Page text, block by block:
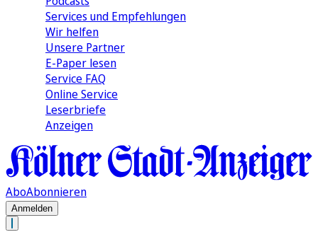
Services und Empfehlungen
Wir helfen
Unsere Partner
E-Paper lesen
Service FAQ
Online Service
Leserbriefe
Anzeigen
AboAbonnieren
Anmelden